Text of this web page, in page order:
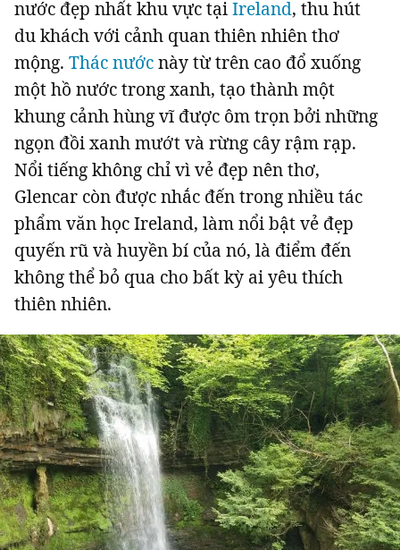
nước đẹp nhất khu vực tạiIreland, thu hút
du khách với cảnh quan thiên nhiên thơ
mộng. Thác nướcnày từ trên cao đổ xuống
một hồ nước trong xanh, tạo thành một
khung cảnh hùng vĩ được ôm trọn bởi những
ngọn đồi xanh mướt và rừng cây rậm rạp.
Nổi tiếng không chỉ vì vẻ đẹp nên thơ,
Glencar còn được nhắc đến trong nhiều tác
phẩm văn học Ireland, làm nổi bật vẻ đẹp
quyến rũ và huyền bí của nó, là điểm đến
không thể bỏ qua cho bất kỳ ai yêu thích
thiên nhiên.